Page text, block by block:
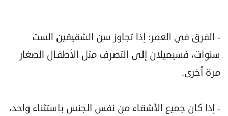
- الفرق في العمر: إذا تجاوز سن الشقيقين الست
سنوات، فسيميلان إلى التصرف مثل الأطفال الصغار
مرة أخرى.
- إذا كان جميع الأشقاء من نفس الجنس باستثناء واحد،